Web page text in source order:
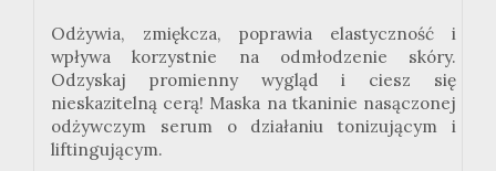
Odżywia, zmiękcza, poprawia elastyczność i
wpływa korzystnie na odmłodzenie skóry.
Odzyskaj promienny wygląd i ciesz się
nieskazitelną cerą! Maska na tkaninie nasączonej
odżywczym serum o działaniu tonizującym i
liftingującym.